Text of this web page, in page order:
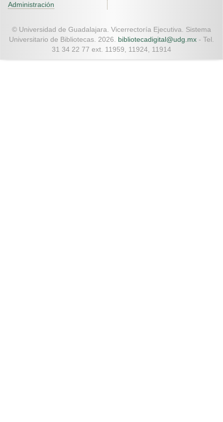
Administración
© Universidad de Guadalajara. Vicerrectoría Ejecutiva. Sistema
Universitario de Bibliotecas. 2026. bibliotecadigital@udg.mx - Tel.
31 34 22 77 ext. 11959, 11924, 11914